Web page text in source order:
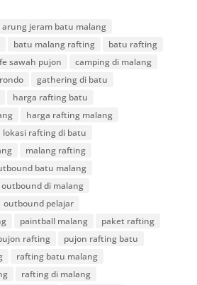
arung jeram batu malang
batu malang rafting
batu rafting
sawah pujon
camping di malang
gathering di batu
harga rafting batu
harga rafting malang
lokasi rafting di batu
malang rafting
batu malang
outbound di malang
outbound pelajar
paintball malang
paket rafting
rafting
pujon rafting batu
rafting batu malang
rafting di malang